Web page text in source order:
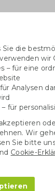
Mengen
Sie die
wir
– für eine
Analysen
für
Wir
Sie bitte
Cookie-